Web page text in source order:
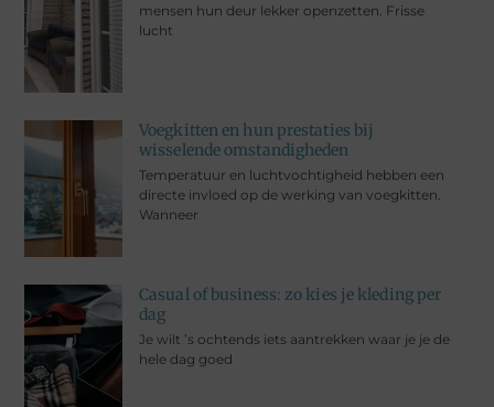
mensen hun deur lekker openzetten. Frisse
lucht
Voegkitten en hun prestaties bij
wisselende omstandigheden
Temperatuur en luchtvochtigheid hebben een
directe invloed op de werking van voegkitten.
Wanneer
Casual of business: zo kies je kleding per
dag
Je wilt ’s ochtends iets aantrekken waar je je de
hele dag goed